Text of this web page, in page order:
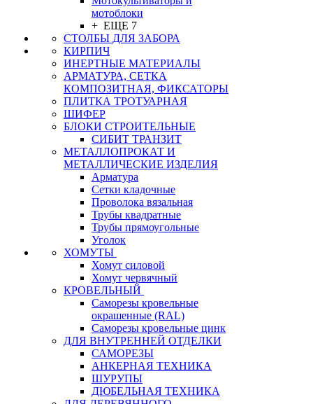
мотоблоки
+ ЕЩЕ 7
СТОЛБЫ ДЛЯ ЗАБОРА
КИРПИЧ
ИНЕРТНЫЕ МАТЕРИАЛЫ
АРМАТУРА, СЕТКА
КОМПОЗИТНАЯ, ФИКСАТОРЫ
ПЛИТКА ТРОТУАРНАЯ
ШИФЕР
БЛОКИ СТРОИТЕЛЬНЫЕ
СИБИТ ТРАНЗИТ
МЕТАЛЛОПРОКАТ И
МЕТАЛЛИЧЕСКИЕ ИЗДЕЛИЯ
Арматура
Сетки кладочные
Проволока вязальная
Трубы квадратные
Трубы прямоугольные
Уголок
ХОМУТЫ
Хомут силовой
Хомут червячный
КРОВЕЛЬНЫЙ
Саморезы кровельные
окрашенные (RAL)
Саморезы кровельные цинк
ДЛЯ ВНУТРЕННЕЙ ОТДЕЛКИ
САМОРЕЗЫ
АНКЕРНАЯ ТЕХНИКА
ШУРУПЫ
ДЮБЕЛЬНАЯ ТЕХНИКА